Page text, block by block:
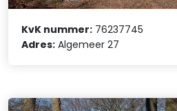
KvK nummer: 76237745
Adres: Algemeer 27